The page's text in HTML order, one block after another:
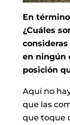
En
¿Cuáles
en ningún
posición
Aquí no
que las
que toque